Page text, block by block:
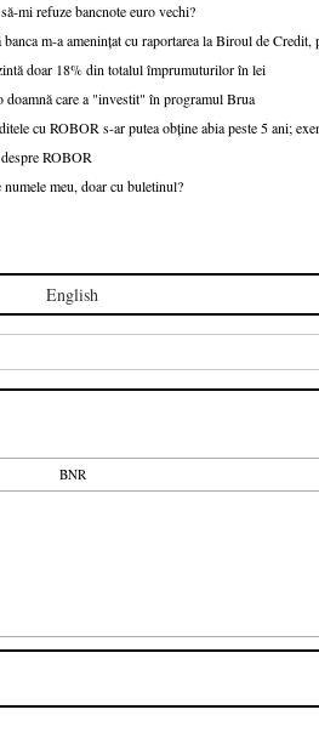
mi refuze bancnote euro vechi?
m-a amenințat cu raportarea la Biroul de Credit,
doar 18% din totalul împrumuturilor în lei
doamnă care a "investit" în programul Brua
cu ROBOR s-ar putea obține abia peste 5 ani;
ROBOR
meu, doar cu buletinul?
English
BNR